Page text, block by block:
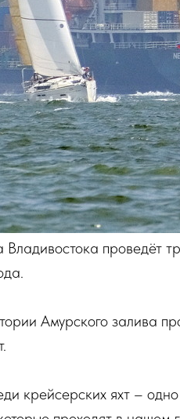
проведёт
Амурского залива
крейсерских яхт –